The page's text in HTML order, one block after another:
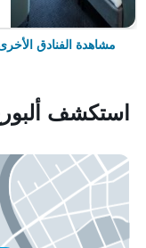
مشاهدة الفنادق
استكشف